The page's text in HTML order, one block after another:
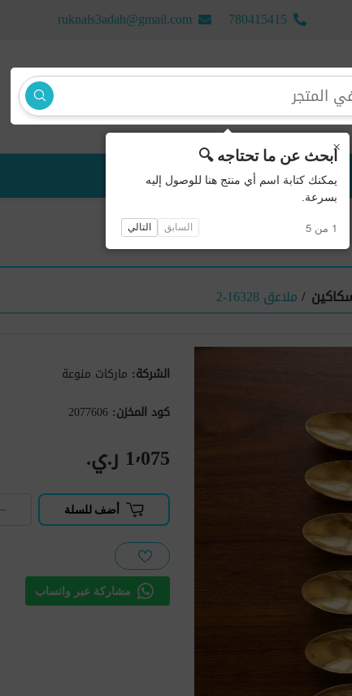
780415415
ruknals3adah@gmail.com
منتجات جديدة
/ملاعق 16328-2
الشركة: ماركات منوعة
كود المخزن: 2077606
1٬075 ر.ي.‏
أضف للسلة
مشاركة عبر واتساب
×ابحث عن ما تحتاجه 🔍
يمكنك كتابة اسم أي منتج هنا للوصول إليه
بسرعة.
1 من 5 السابق التالي